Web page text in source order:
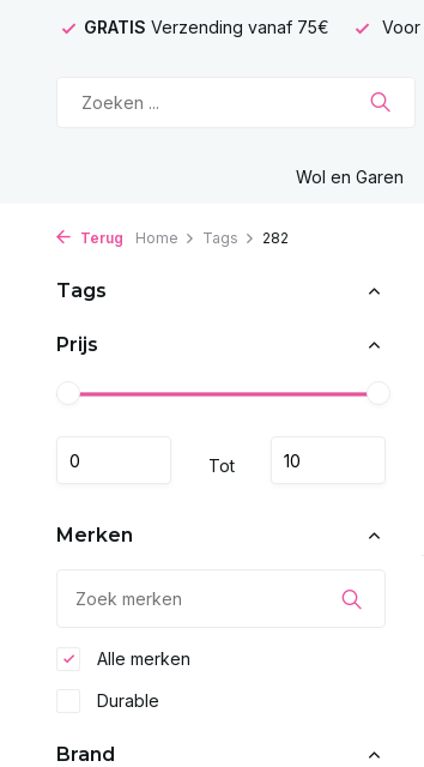
GRATIS Verzending vanaf 75€ Voor
Wol en Garen
Terug Home Tags 282
Tags
Prijs
Tot
Merken
Alle merken
Durable
Brand